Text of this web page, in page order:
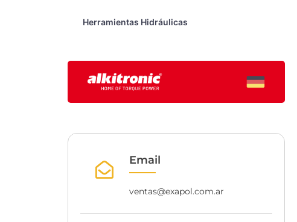
Herramientas Hidráulicas
Email
ventas@exapol.com.ar